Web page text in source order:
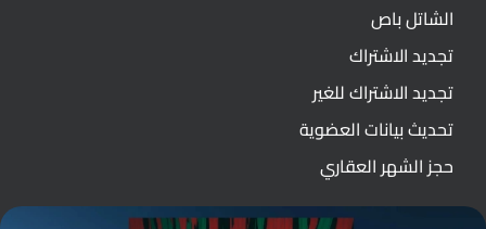
الشاتل باص
تجديد الاشتراك
تجديد الاشتراك للغير
تحديث بيانات العضوية
حجز الشهر العقاري